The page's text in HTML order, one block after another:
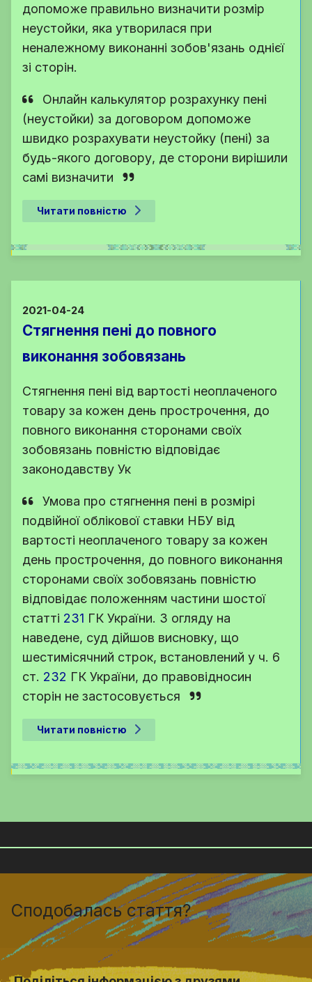
допоможе правильно визначити розмір
неустойки, яка утворилася при
неналежному виконанні зобов'язань однієї
зі сторін.
Онлайн калькулятор розрахунку пені
(неустойки) за договором допоможе
швидко розрахувати неустойку (пені) за
будь-якого договору, де сторони вирішили
самі визначити
Читати повністю
2021-04-24
Стягнення пені до повного
виконання зобовязань
Стягнення пені від вартості неоплаченого
товару за кожен день прострочення, до
повного виконання сторонами своїх
зобовязань повністю відповідає
законодавству Ук
Умова про стягнення пені в розмірі
подвійної облікової ставки НБУ від
вартості неоплаченого товару за кожен
день прострочення, до повного виконання
сторонами своїх зобовязань повністю
відповідає положенням частини шостої
статті 231 ГК України. З огляду на
наведене, суд дійшов висновку, що
шестимісячний строк, встановлений у ч. 6
ст. 232 ГК України, до правовідносин
сторін не застосовується
Читати повністю
Сподобалась стаття?